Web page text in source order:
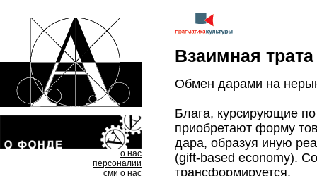
о нас
персоналии
сми о нас
Взаимная трата
Обмен дарами на
Блага, курсирующие
приобретают форму
дара, образуя иную
(gift-based economy).
трансформируется.